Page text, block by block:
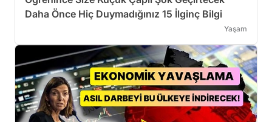
Daha Önce Hiç Duymadığınız 15 İlginç Bilgi
Yaşam